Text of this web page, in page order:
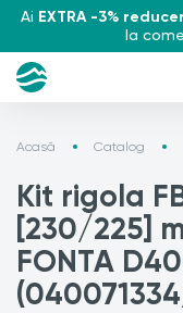
Ai EXTRA -3%
la
Acasă Catalog
Kit rigola
[230/225]
FONTA